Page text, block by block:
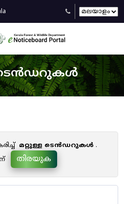
ടെൻഡറുകൾ
മറ്റുള്ള ടെൻഡറുകൾ .
തിരയുക